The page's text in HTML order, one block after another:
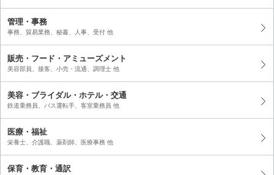
管理・事務
事務、貿易業務、秘書、人事、受付 他
販売・フード・アミューズメント
美容部員、接客、小売・流通、調理士 他
美容・ブライダル・ホテル・交通
鉄道乗務員、バス運転手、客室乗務員 他
医療・福祉
栄養士、介護職、薬剤師、医療事務 他
保育・教育・通訳